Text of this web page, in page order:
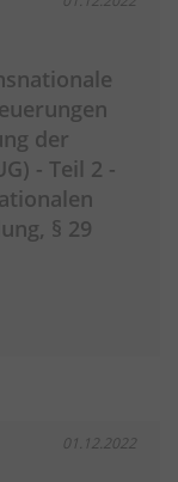
der
- Teil 2 -
§ 29
01.12.2022